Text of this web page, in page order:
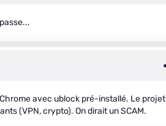
avec ublock pré-installé. Le projet
(VPN, crypto). On dirait un SCAM.